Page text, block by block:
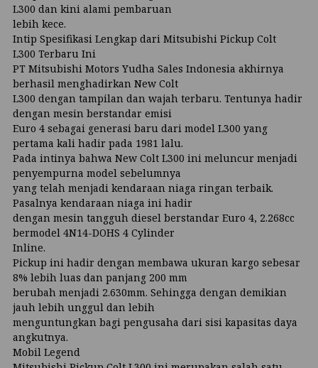
L300 dan kini alami pembaruan
lebih kece.
Intip Spesifikasi Lengkap dari Mitsubishi Pickup Colt
L300 Terbaru Ini
PT Mitsubishi Motors Yudha Sales Indonesia akhirnya
berhasil menghadirkan New Colt
L300 dengan tampilan dan wajah terbaru. Tentunya hadir
dengan mesin berstandar emisi
Euro 4 sebagai generasi baru dari model L300 yang
pertama kali hadir pada 1981 lalu.
Pada intinya bahwa New Colt L300 ini meluncur menjadi
penyempurna model sebelumnya
yang telah menjadi kendaraan niaga ringan terbaik.
Pasalnya kendaraan niaga ini hadir
dengan mesin tangguh diesel berstandar Euro 4, 2.268cc
bermodel 4N14-DOHS 4 Cylinder
Inline.
Pickup ini hadir dengan membawa ukuran kargo sebesar
8% lebih luas dan panjang 200 mm
berubah menjadi 2.630mm. Sehingga dengan demikian
jauh lebih unggul dan lebih
menguntungkan bagi pengusaha dari sisi kapasitas daya
angkutnya.
Mobil Legend